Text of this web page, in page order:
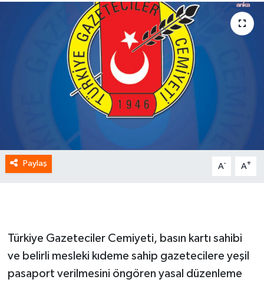
Paylaş A- A+
Türkiye Gazeteciler Cemiyeti, basın kartı sahibi
ve belirli mesleki kıdeme sahip gazetecilere yeşil
pasaport verilmesini öngören yasal düzenleme